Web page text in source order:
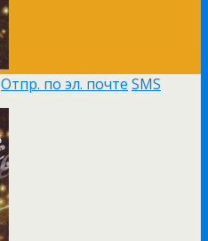
Отпр. по эл. почте SMS